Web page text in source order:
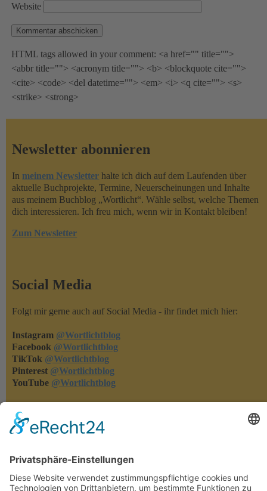
Website
HTML tags allowed in your comment: <a href="" title="">
<abbr title=""> <acronym title=""> <b> <blockquote cite="">
<cite> <code> <del datetime=""> <em> <i> <q cite=""> <s>
<strike> <strong>
Newsletter abonnieren
In meinem Newsletter halte ich dich auf dem Laufenden über
aktuelle Buchprojekte, Termine, Neuerscheinungen und Inhalte
aus meinem Buchblog „Wortlicht“. Wähle selbst, welche Themen
dich interessieren. Ich freu mich, wenn wir in Kontakt bleiben!
Zum Newsletter
Social Media
Folgt mir gerne auch auf Social Media - ihr findet mich hier:
Instagram @Wortlichtblog
Facebook @Wortlichtblog
TikTok @Wortlichtblog
Pinterest @Wortlichtblog
YouTube @Wortlichtblog
Rezensionen
Rezensionen machen meine Bücher bekannter - und ich merke,
was euch gefällt und was nicht. Habt ihr eins meiner Bücher
gelesen, dann freue ich mich über eure Rezension auf den